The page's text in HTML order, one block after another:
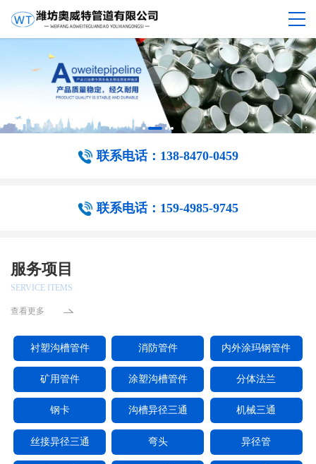
联系电话：138-8470-0459
联系电话：159-4985-9745
服务项目
SERVICE ITEMS
查看更多
衬塑沟槽管件 消防管件 内外涂玛钢管件
矿用管件 涂塑沟槽管件 分体法兰
钢卡 沟槽异径三通 机械三通
丝接异径三通 弯头 异径管